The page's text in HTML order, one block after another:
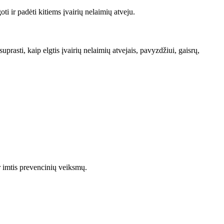
ir padėti kitiems įvairių nelaimių atveju.
kaip elgtis įvairių nelaimių atvejais, pavyzdžiui, gaisrų,
prevencinių veiksmų.